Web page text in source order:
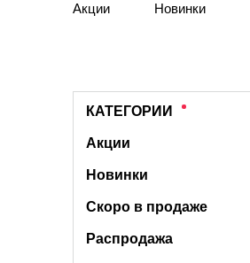
Акции Новинки
КАТЕГОРИИ
Акции
Новинки
Скоро в продаже
Распродажа